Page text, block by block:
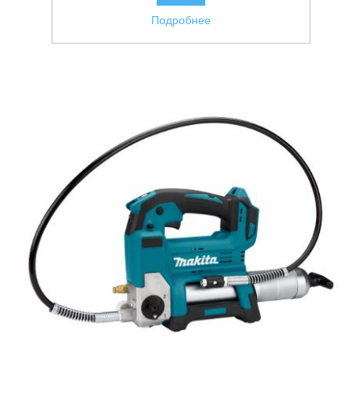
Аккумуляторы и ЗУ
Грузоподъемное оборудование
Подробнее